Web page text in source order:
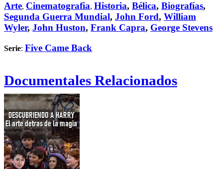
Arte, Cinematografia, Historia, Bélica, Biografías,
Segunda Guerra Mundial, John Ford, William
Wyler, John Huston, Frank Capra, George Stevens
Serie: Five Came Back
Documentales Relacionados